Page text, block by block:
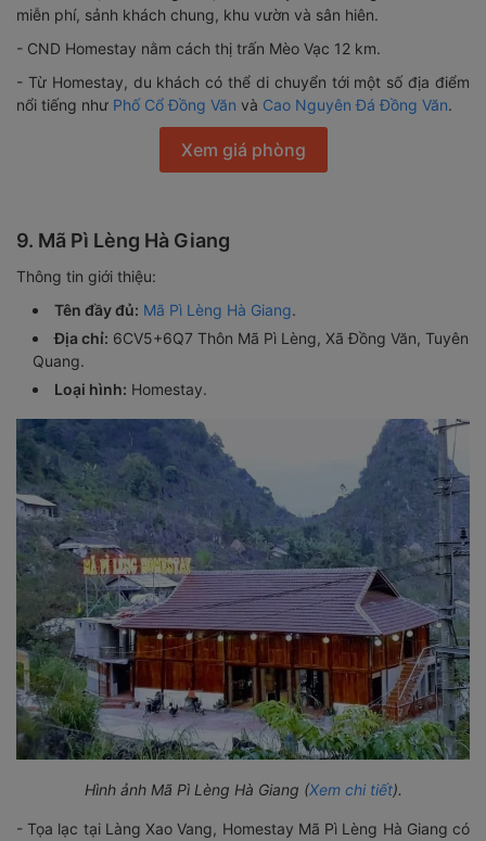
miễn phí, sảnh khách chung, khu vườn và sân hiên.
- CND Homestay nằm cách thị trấn Mèo Vạc 12 km.
- Từ Homestay, du khách có thể di chuyển tới một số địa điểm
nổi tiếng như Phố Cổ Đồng Văn và Cao Nguyên Đá Đồng Văn.
Xem giá phòng
9. Mã Pì Lèng Hà Giang
Thông tin giới thiệu:
Tên đầy đủ: Mã Pì Lèng Hà Giang.
Địa chỉ: 6CV5+6Q7 Thôn Mã Pì Lèng, Xã Đồng Văn, Tuyên
Quang.
Loại hình: Homestay.
Hình ảnh Mã Pì Lèng Hà Giang (Xem chi tiết).
- Tọa lạc tại Làng Xao Vang, Homestay Mã Pì Lèng Hà Giang có